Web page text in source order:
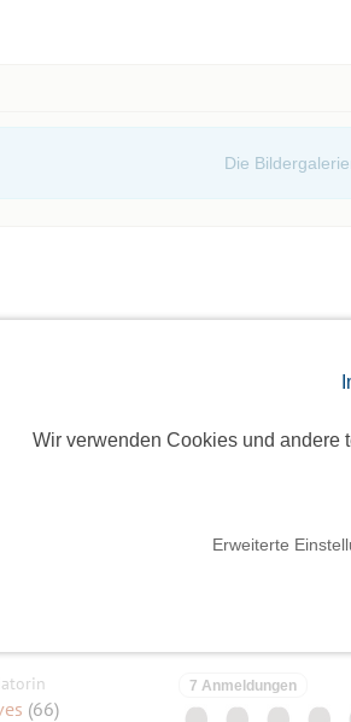
Wir verwenden Cookies und andere
Erweiterte
Die
Events am
mit Blick auf das
Insel 🌞
(66)
7 Anmeldungen